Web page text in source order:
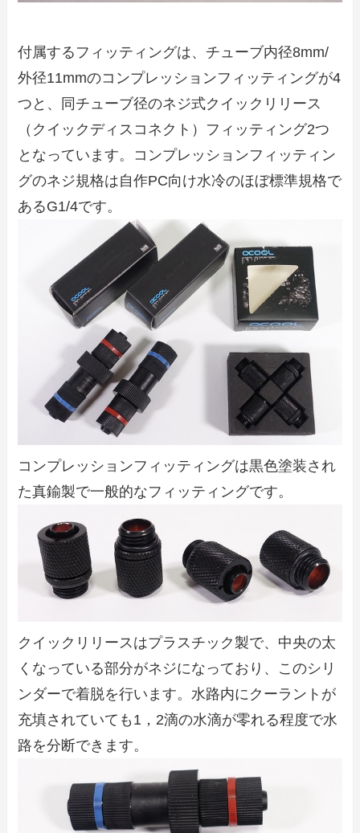
付属するフィッティングは、チューブ内径8mm/
外径11mmのコンプレッションフィッティングが4
つと、同チューブ径のネジ式クイックリリース
（クイックディスコネクト）フィッティング2つ
となっています。コンプレッションフィッティン
グのネジ規格は自作PC向け水冷のほぼ標準規格で
あるG1/4です。
コンプレッションフィッティングは黒色塗装され
た真鍮製で一般的なフィッティングです。
クイックリリースはプラスチック製で、中央の太
くなっている部分がネジになっており、このシリ
ンダーで着脱を行います。水路内にクーラントが
充填されていても1，2滴の水滴が零れる程度で水
路を分断できます。